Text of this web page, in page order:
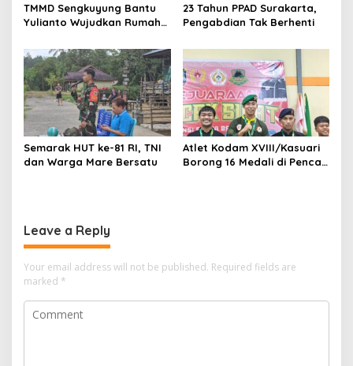
TMMD Sengkuyung Bantu
Yulianto Wujudkan Rumah
23 Tahun PPAD Surakarta,
Pengabdian Tak Berhenti
Semarak HUT ke-81 RI, TNI
dan Warga Mare Bersatu
Atlet Kodam XVIII/Kasuari
Borong 16 Medali di Pencak
Leave a Reply
Your email address will not be published. Required fields are
marked *